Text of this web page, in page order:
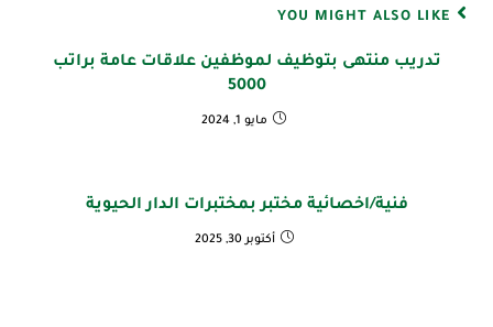
YOU MIGHT ALSO LIKE
تدريب منتهى بتوظيف لموظفين علاقات عامة براتب
5000
مايو 1, 2024
فنية/اخصائية مختبر بمختبرات الدار الحيوية
أكتوبر 30, 2025